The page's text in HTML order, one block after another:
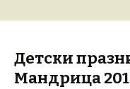
Детски
Мандрица